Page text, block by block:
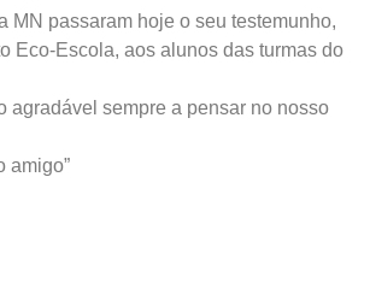
MN passaram hoje o seu testemunho,
Eco-Escola, aos alunos das turmas do
agradável sempre a pensar no nosso
amigo”